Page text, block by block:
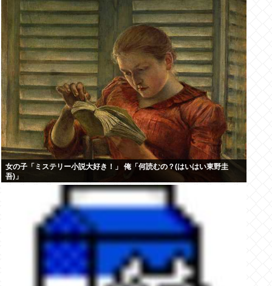
女の子「ミステリー小説大好き！」 俺「何読むの？(はいはい東野圭
吾)」